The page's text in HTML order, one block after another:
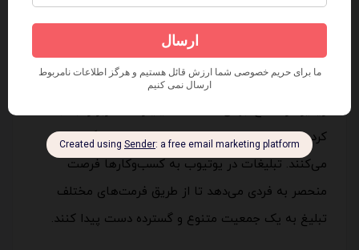
طریق پلتفرم یوتیوب می‌شود.
یوتیوب یکی از بزرگترین پلتفرم‌های به اشتراک گذاری
کرده و روزانه مقدار زیادی محتوا را تماشا و بارگذاری
می‌کنند. تبلیغات در یوتیوب به کسب‌وکارها فرصت
منحصر به فردی می‌دهد تا از طریق فرمت‌های مختلف
تبلیغ به یک جمعیت متنوع و گسترده دست پیدا کنند.